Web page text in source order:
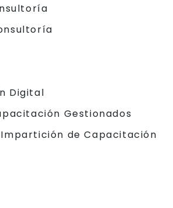
Digital
Gestionados
de Capacitación